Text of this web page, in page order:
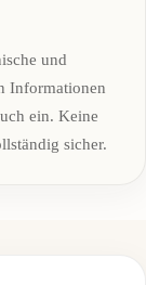
und
Informationen
ein. Keine
sicher.